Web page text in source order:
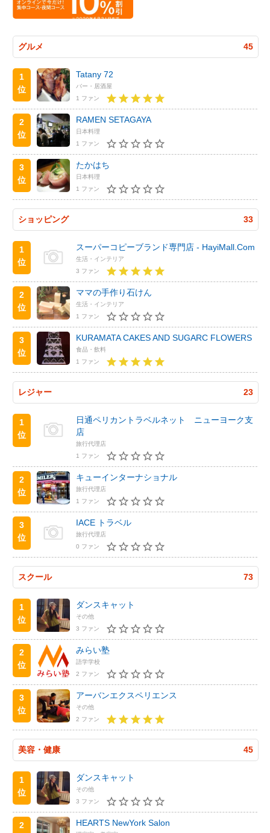
グルメ 45
1
位
Tatany 72
バー・居酒屋
1 ファン
2
位
RAMEN SETAGAYA
日本料理
1 ファン
3
位
たかはち
日本料理
1 ファン
ショッピング 33
1
位
スーパーコピーブランド専門店 - HayiMall.Com
生活・インテリア
3 ファン
2
位
ママの手作り石けん
生活・インテリア
1 ファン
3
位
KURAMATA CAKES AND SUGARC FLOWERS
食品・飲料
1 ファン
レジャー 23
1
位
日通ペリカントラベルネット ニューヨーク支
店
旅行代理店
1 ファン
2
位
キューインターナショナル
旅行代理店
1 ファン
3
位
IACE トラベル
旅行代理店
0 ファン
スクール 73
1
位
ダンスキャット
その他
3 ファン
2
位
みらい塾
語学学校
2 ファン
3
位
アーバンエクスペリエンス
その他
2 ファン
美容・健康 45
1
位
ダンスキャット
その他
3 ファン
2
HEARTS NewYork Salon